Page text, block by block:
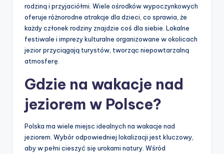
rodziną i przyjaciółmi. Wiele ośrodków wypoczynkowych
oferuje różnorodne atrakcje dla dzieci, co sprawia, że
każdy członek rodziny znajdzie coś dla siebie. Lokalne
festiwale i imprezy kulturalne organizowane w okolicach
jezior przyciągają turystów, tworząc niepowtarzalną
atmosferę.
Gdzie na wakacje nad
jeziorem w Polsce?
Polska ma wiele miejsc idealnych na wakacje nad
jeziorem. Wybór odpowiedniej lokalizacji jest kluczowy,
aby w pełni cieszyć się urokami natury. Wśród